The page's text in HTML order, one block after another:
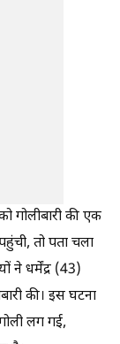
गोलीबारी की एक
तो पता चला
ने धर्मेंद्र (43)
की। इस घटना
लग गई,